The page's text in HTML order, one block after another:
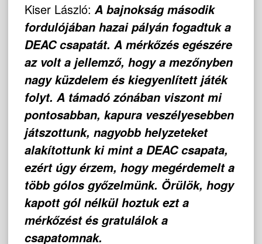
Kiser László: A bajnokság második
fordulójában hazai pályán fogadtuk a
DEAC csapatát. A mérkőzés egészére
az volt a jellemző, hogy a mezőnyben
nagy küzdelem és kiegyenlített játék
folyt. A támadó zónában viszont mi
pontosabban, kapura veszélyesebben
játszottunk, nagyobb helyzeteket
alakítottunk ki mint a DEAC csapata,
ezért úgy érzem, hogy megérdemelt a
több gólos győzelmünk. Örülök, hogy
kapott gól nélkül hoztuk ezt a
mérkőzést és gratulálok a
csapatomnak.